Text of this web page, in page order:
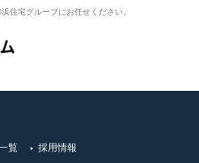
住宅グループにお任せください。
覧 採用情報